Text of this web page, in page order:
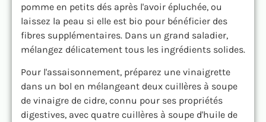
pomme en petits dés après l'avoir épluchée, ou
laissez la peau si elle est bio pour bénéficier des
fibres supplémentaires. Dans un grand saladier,
mélangez délicatement tous les ingrédients solides.
Pour l'assaisonnement, préparez une vinaigrette
dans un bol en mélangeant deux cuillères à soupe
de vinaigre de cidre, connu pour ses propriétés
digestives, avec quatre cuillères à soupe d'huile de